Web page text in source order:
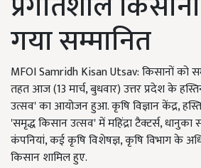
गया सम्मानित
MFOI Samridh Kisan Utsav: किसानों को
तहत आज (13 मार्च, बुधवार) उत्तर प्रदेश के
उत्सव' का आयोजन हुआ. कृषि विज्ञान केंद्र,
'समृद्ध किसान उत्सव' में महिंद्रा टैक्टर्स,
कंपनियां, कई कृषि विशेषज्ञ, कृषि विभाग के
किसान शामिल हुए.